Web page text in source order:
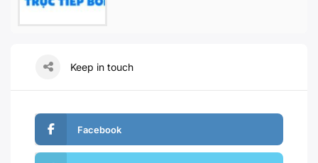
Keep in touch
Facebook